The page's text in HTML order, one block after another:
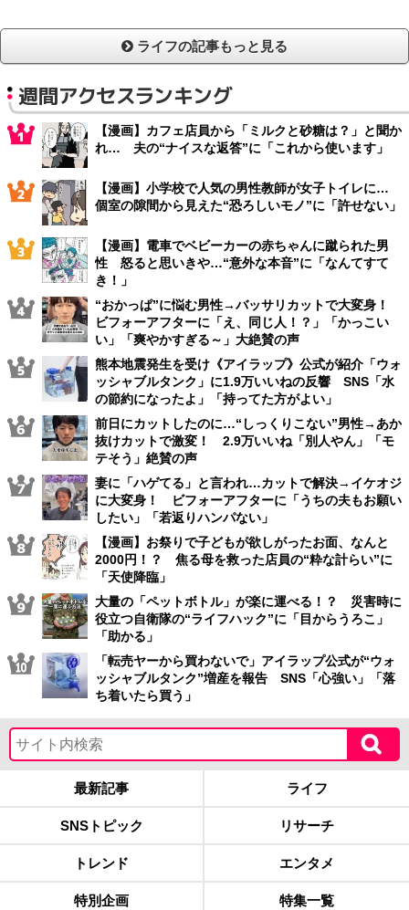
ライフの記事もっと見る
週間アクセスランキング
【漫画】カフェ店員から「ミルクと砂糖は？」と聞か
れ… 夫の“ナイスな返答”に「これから使います」
【漫画】小学校で人気の男性教師が女子トイレに…
個室の隙間から見えた“恐ろしいモノ”に「許せない」
【漫画】電車でベビーカーの赤ちゃんに蹴られた男
性 怒ると思いきや…“意外な本音”に「なんてすて
き！」
“おかっぱ”に悩む男性→バッサリカットで大変身！
ビフォーアフターに「え、同じ人！？」「かっこい
い」「爽やかすぎる～」大絶賛の声
熊本地震発生を受け《アイラップ》公式が紹介「ウォ
ッシャブルタンク」に1.9万いいねの反響 SNS「水
の節約になったよ」「持ってた方がよい」
前日にカットしたのに…“しっくりこない”男性→あか
抜けカットで激変！ 2.9万いいね「別人やん」「モ
テそう」絶賛の声
妻に「ハゲてる」と言われ…カットで解決→イケオジ
に大変身！ ビフォーアフターに「うちの夫もお願い
したい」「若返りハンパない」
【漫画】お祭りで子どもが欲しがったお面、なんと
2000円！？ 焦る母を救った店員の“粋な計らい”に
「天使降臨」
大量の「ペットボトル」が楽に運べる！？ 災害時に
役立つ自衛隊の“ライフハック”に「目からうろこ」
「助かる」
「転売ヤーから買わないで」アイラップ公式が“ウォ
ッシャブルタンク”増産を報告 SNS「心強い」「落
ち着いたら買う」
最新記事 ライフ
SNSトピック リサーチ
トレンド エンタメ
特別企画 特集一覧